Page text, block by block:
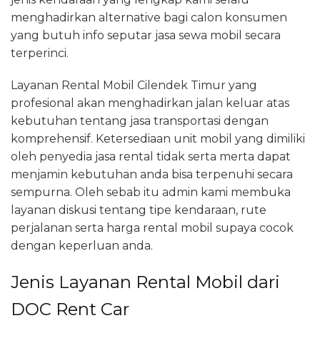
menghadirkan alternative bagi calon konsumen
yang butuh info seputar jasa sewa mobil secara
terperinci.
Layanan Rental Mobil Cilendek Timur yang
profesional akan menghadirkan jalan keluar atas
kebutuhan tentang jasa transportasi dengan
komprehensif. Ketersediaan unit mobil yang dimiliki
oleh penyedia jasa rental tidak serta merta dapat
menjamin kebutuhan anda bisa terpenuhi secara
sempurna. Oleh sebab itu admin kami membuka
layanan diskusi tentang tipe kendaraan, rute
perjalanan serta harga rental mobil supaya cocok
dengan keperluan anda.
Jenis Layanan Rental Mobil dari
DOC Rent Car